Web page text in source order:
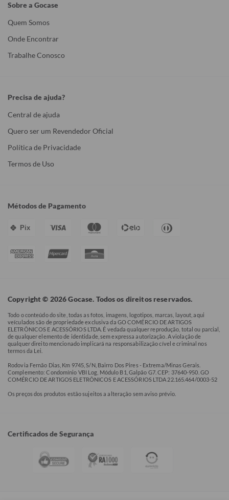
Sobre a Gocase
Quem Somos
Onde Encontrar
Trabalhe Conosco
Precisa de ajuda?
Central de ajuda
Quero ser um Revendedor Oficial
Política de Privacidade
Termos de Uso
Métodos de Pagamento
Pix
Copyright © 2026 Gocase. Todos os direitos reservados.
Todo o conteúdo do site, todas as fotos, imagens, logotipos, marcas, layout, aqui
veículados são de propriedade exclusiva da GO COMÉRCIO DE ARTIGOS
ELETRÔNICOS E ACESSÓRIOS LTDA. É vedada qualquer reprodução, total ou parcial,
de qualquer elemento de identidade, sem expressa autorização. A violação de
qualquer direito mencionado implicará na responsabilização cível e criminal nos
termos da Lei.
Rodovia Fernão Dias, Km 9745, S/N, Bairro Dos Pires - Extrema/Minas Gerais.
Complemento: Condomínio VBI Log, Módulo B1, Galpão G7. CEP: 37640-950. GO
COMÉRCIO DE ARTIGOS ELETRÔNICOS E ACESSÓRIOS LTDA 22.165.464/0003-52
Os preços dos produtos estão sujeitos a alteração sem aviso prévio.
Certificados de Segurança